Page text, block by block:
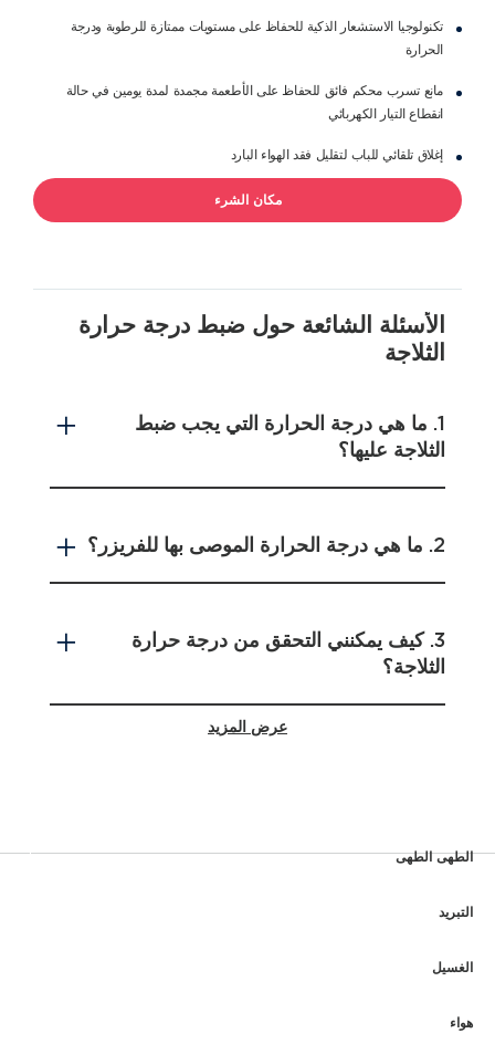
تكنولوجيا الاستشعار الذكية للحفاظ على مستويات ممتازة للرطوبة ودرجة
الحرارة
مانع تسرب محكم فائق للحفاظ على الأطعمة مجمدة لمدة يومين في حالة
انقطاع التيار الكهربائي
إغلاق تلقائي للباب لتقليل فقد الهواء البارد
مكان الشرء
الأسئلة الشائعة حول ضبط درجة حرارة
الثلاجة
1. ما هي درجة الحرارة التي يجب ضبط
الثلاجة عليها؟
2. ما هي درجة الحرارة الموصى بها للفريزر؟
3. كيف يمكنني التحقق من درجة حرارة
الثلاجة؟
5. كم مرة أقوم بضبط عناصر التحكم في
عرض المزيد
الطهى الطهى
التبريد
الغسيل
هواء